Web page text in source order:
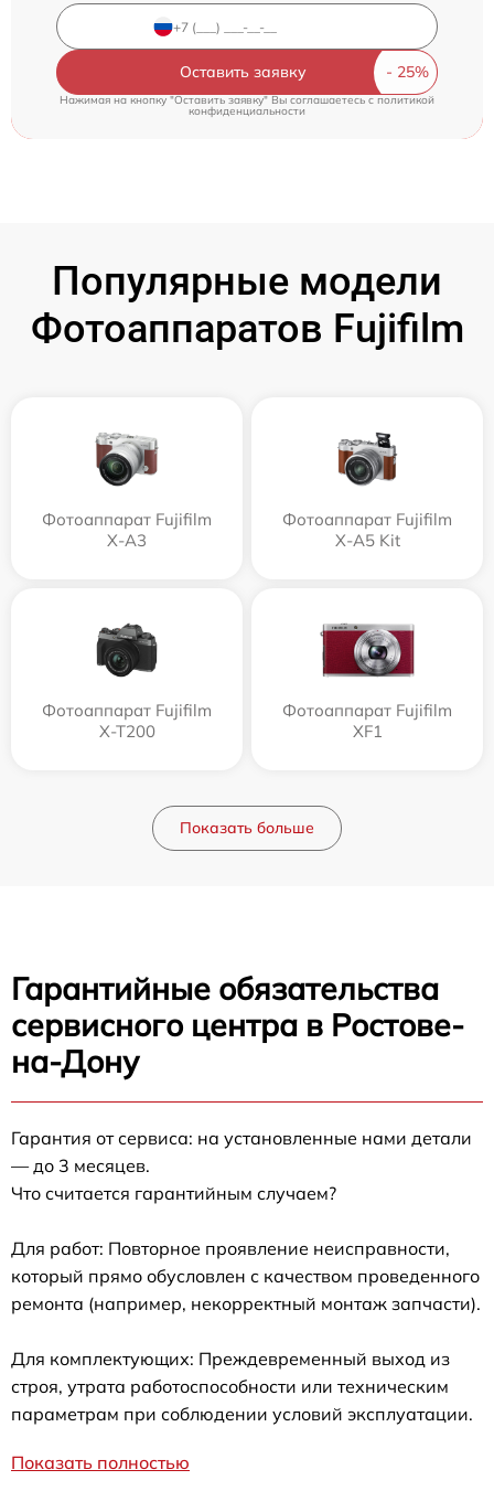
Оставить заявку
Нажимая на кнопку "Оставить заявку" Вы соглашаетесь c политикой
конфиденциальности
Популярные модели
Фотоаппаратов Fujifilm
Фотоаппарат Fujifilm
X-A3
Фотоаппарат Fujifilm
X-A5 Kit
Фотоаппарат Fujifilm
X-T200
Фотоаппарат Fujifilm
XF1
Показать больше
Гарантийные обязательства
сервисного центра в Ростове-
на-Дону
Гарантия от сервиса: на установленные нами детали
— до 3 месяцев.
Что считается гарантийным случаем?
Для работ: Повторное проявление неисправности,
который прямо обусловлен с качеством проведенного
ремонта (например, некорректный монтаж запчасти).
Для комплектующих: Преждевременный выход из
строя, утрата работоспособности или техническим
параметрам при соблюдении условий эксплуатации.
Показать полностью